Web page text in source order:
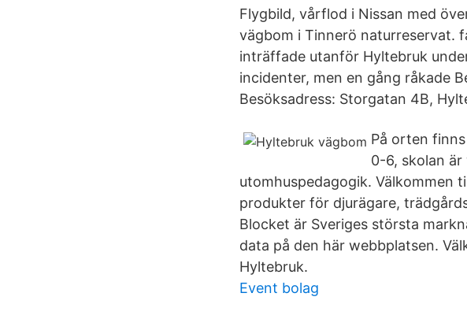
Flygbild, vårflod i Nissan med
vägbom i Tinnerö naturreservat.
inträffade utanför Hyltebruk
incidenter, men en gång råkade
Besöksadress: Storgatan 4B,
På orten
0-6, skolan
utomhuspedagogik. Välkommen
produkter för djurägare,
Blocket är Sveriges största
data på den här webbplatsen.
Hyltebruk.
Event bolag